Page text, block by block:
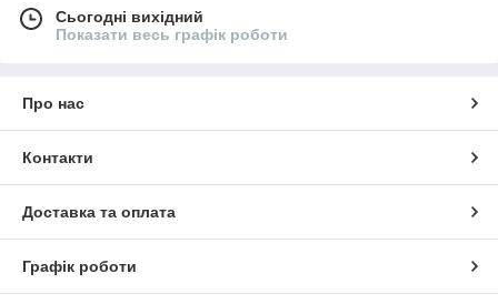
Сьогодні вихідний
Показати весь графік роботи
Про нас
Контакти
Доставка та оплата
Графік роботи